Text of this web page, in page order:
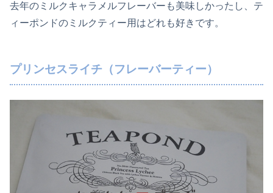
去年のミルクキャラメルフレーバーも美味しかったし、テ
ィーポンドのミルクティー用はどれも好きです。
プリンセスライチ（フレーバーティー）